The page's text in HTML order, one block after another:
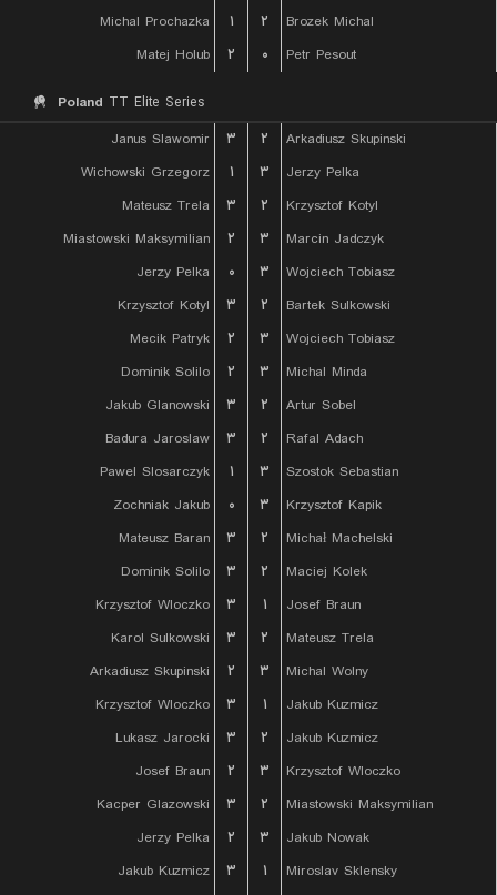
Michal Prochazka
۱ ۲
Brozek Michal
Matej Holub
۲ ۰ Petr Pesout
Poland TT Elite Series
Janus Slawomir
۳ ۲
Arkadiusz Skupinski
Wichowski Grzegorz
۱ ۳
Jerzy Pelka
Mateusz Trela
۳ ۲
Krzysztof Kotyl
Miastowski Maksymilian
۲ ۳
Marcin Jadczyk
Jerzy Pelka
۰ ۳
Wojciech Tobiasz
Krzysztof Kotyl
۳ ۲
Bartek Sulkowski
Mecik Patryk
۲ ۳
Wojciech Tobiasz
Dominik Solilo
۲ ۳
Michal Minda
Jakub Glanowski
۳ ۲
Artur Sobel
Badura Jaroslaw
۳ ۲
Rafal Adach
Pawel Slosarczyk
۱ ۳
Szostok Sebastian
Zochniak Jakub
۰ ۳
Krzysztof Kapik
Mateusz Baran
۳ ۲
Michał Machelski
Dominik Solilo
۳ ۲
Maciej Kolek
Krzysztof Wloczko
۳ ۱
Josef Braun
Karol Sulkowski
۳ ۲
Mateusz Trela
Arkadiusz Skupinski
۲ ۳
Michal Wolny
Krzysztof Wloczko
۳ ۱
Jakub Kuzmicz
Lukasz Jarocki
۳ ۲
Jakub Kuzmicz
Josef Braun
۲ ۳
Krzysztof Wloczko
Kacper Glazowski
۳ ۲
Miastowski Maksymilian
Jerzy Pelka
۲ ۳
Jakub Nowak
Jakub Kuzmicz
۳ ۱
Miroslav Sklensky